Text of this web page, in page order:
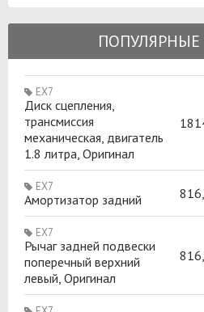
EX7
Диск сцепления,
трансмиссия
механическая, двигатель
1.8 литра, Оригинал
EX7
Амортизатор задний
EX7
Рычаг задней подвески
поперечный верхний
левый, Оригинал